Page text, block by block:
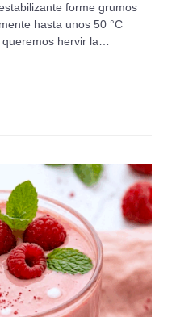
forme grumos
hasta unos 50 °C
hervir la…